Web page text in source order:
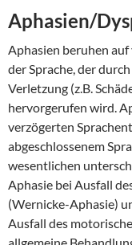
Aphasien/
Aphasien beruhen
der Sprache, der
Verletzung (z.B.
hervorgerufen wird.
verzögerten
abgeschlossenem
wesentlichen
Aphasie bei Ausfall
(Wernicke-Aphasie)
Ausfall des